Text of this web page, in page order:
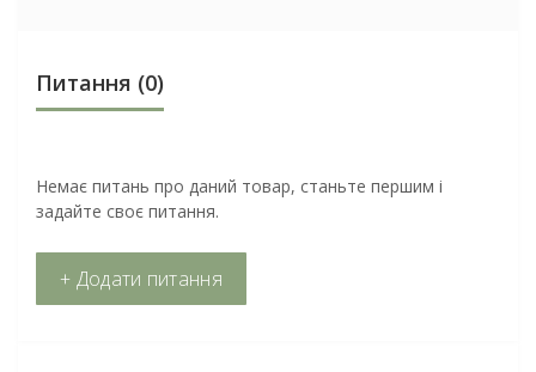
Питання (0)
Немає питань про даний товар, станьте першим і
задайте своє питання.
+ Додати питання